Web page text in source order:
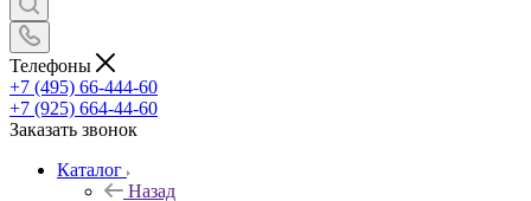
Телефоны
+7 (495) 66-444-60
+7 (925) 664-44-60
Заказать звонок
Каталог
Назад